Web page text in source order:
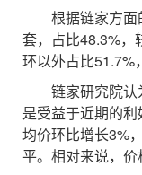
根据链家方面
套，占比48.3%，
环以外占比51.7%
链家研究院认
是受益于近期的
均价环比增长3%
平。相对来说，价